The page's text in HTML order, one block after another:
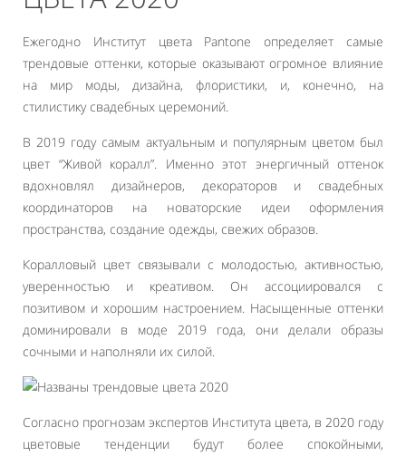
Ежегодно Институт цвета Pantone определяет самые
трендовые оттенки, которые оказывают огромное влияние
на мир моды, дизайна, флористики, и, конечно, на
стилистику свадебных церемоний.
В 2019 году самым актуальным и популярным цветом был
цвет “Живой коралл”. Именно этот энергичный оттенок
вдохновлял дизайнеров, декораторов и свадебных
координаторов на новаторские идеи оформления
пространства, создание одежды, свежих образов.
Коралловый цвет связывали с молодостью, активностью,
уверенностью и креативом. Он ассоциировался с
позитивом и хорошим настроением. Насыщенные оттенки
доминировали в моде 2019 года, они делали образы
сочными и наполняли их силой.
Согласно прогнозам экспертов Института цвета, в 2020 году
цветовые тенденции будут более спокойными,